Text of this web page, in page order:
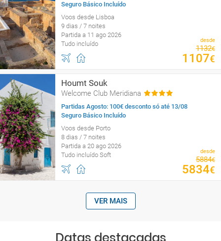
Seguro Básico Incluído
Voos desde Lisboa
9 dias / 7 noites
Partida a 11 ago 2026
Tudo incluído
desde
1132€
1107€
Houmt Souk
Welcome Club Meridiana
Partidas Agosto: 100€ desconto só até 13/08
Seguro Básico Incluído
Voos desde Porto
8 dias / 7 noites
Partida a 20 ago 2026
Tudo incluído Soft
desde
5884€
5834€
VER MAIS